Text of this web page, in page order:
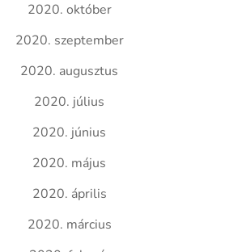
2020. október
2020. szeptember
2020. augusztus
2020. július
2020. június
2020. május
2020. április
2020. március